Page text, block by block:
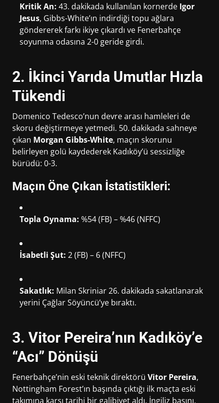
Kritik An: 43. dakikada kullanılan kornerde Igor
Jesus, Gibbs-White’ın indirdiği topu ağlara
göndererek farkı ikiye çıkardı ve Fenerbahçe
soyunma odasına 2-0 geride girdi.
2. İkinci Yarıda Umutlar Hızla
Tükendi
Domenico Tedesco’nun devre arası hamleleri de
skoru değiştirmeye yetmedi. 50. dakikada sahneye
çıkan Morgan Gibbs-White, maçın skorunu
belirleyen golü kaydederek Kadıköy’ü sessizliğe
bürüdü: 0-3.
Maçın Öne Çıkan İstatistikleri:
Topla Oynama: %54 (FB) – %46 (NFFC)
İsabetli Şut: 2 (FB) – 6 (NFFC)
Sakatlık: Milan Skriniar 26. dakikada sakatlanarak
yerini Çağlar Söyüncü’ye bıraktı.
3. Vitor Pereira’nın Kadıköy’e
“Acı” Dönüşü
Fenerbahçe’nin eski teknik direktörü Vitor Pereira,
Nottingham Forest’ın başında çıktığı ilk maçta eski
takımına karşı tarihi bir galibiyet aldı. İngiliz basını,